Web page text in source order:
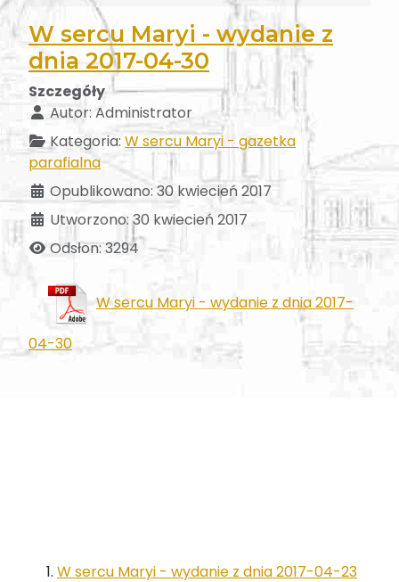
W sercu Maryi - wydanie z
dnia 2017-04-30
Szczegóły
Autor: Administrator
Kategoria: W sercu Maryi - gazetka
parafialna
Opublikowano: 30 kwiecień 2017
Utworzono: 30 kwiecień 2017
Odsłon: 3294
W sercu Maryi - wydanie z dnia 2017-
04-30
W sercu Maryi - wydanie z dnia 2017-04-23